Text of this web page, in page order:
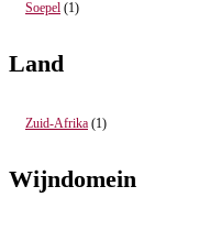
Soepel (1)
Land
Zuid-Afrika (1)
Wijndomein